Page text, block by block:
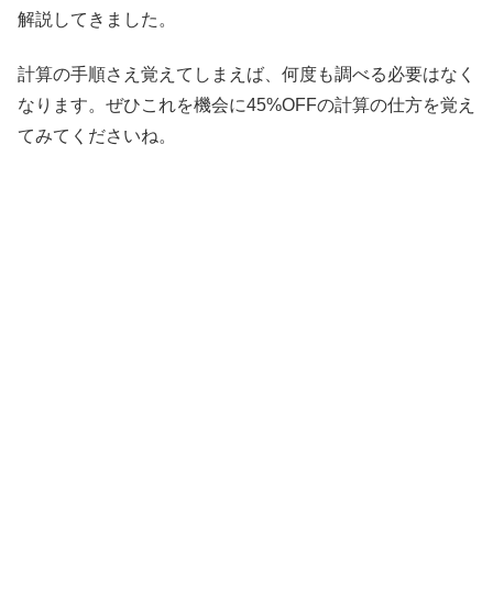
解説してきました。
計算の手順さえ覚えてしまえば、何度も調べる必要はなく
なります。ぜひこれを機会に45%OFFの計算の仕方を覚え
てみてくださいね。